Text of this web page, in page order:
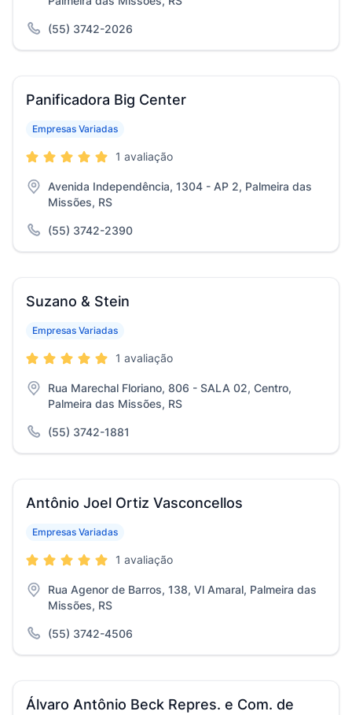
(55) 3742-2026
Panificadora Big Center
Empresas Variadas
1 avaliação
Avenida Independência, 1304 - AP 2, Palmeira das
Missões, RS
(55) 3742-2390
Suzano & Stein
Empresas Variadas
1 avaliação
Rua Marechal Floriano, 806 - SALA 02, Centro,
Palmeira das Missões, RS
(55) 3742-1881
Antônio Joel Ortiz Vasconcellos
Empresas Variadas
1 avaliação
Rua Agenor de Barros, 138, Vl Amaral, Palmeira das
Missões, RS
(55) 3742-4506
Álvaro Antônio Beck Repres. e Com. de